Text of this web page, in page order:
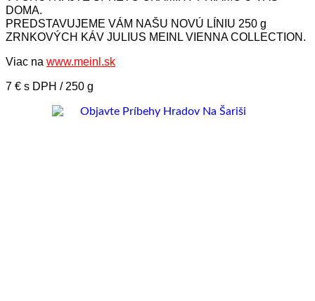
DOMA.
PREDSTAVUJEME VÁM NAŠU NOVÚ LÍNIU 250 g
ZRNKOVÝCH KÁV JULIUS MEINL VIENNA COLLECTION.
Viac na www.meinl.sk
7 € s DPH / 250 g